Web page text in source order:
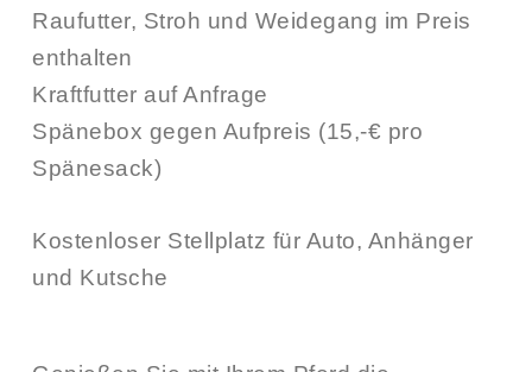
Raufutter, Stroh und Weidegang im Preis
enthalten
Kraftfutter auf Anfrage
Spänebox gegen Aufpreis (15,-€ pro
Spänesack)
Kostenloser Stellplatz für Auto, Anhänger
und Kutsche